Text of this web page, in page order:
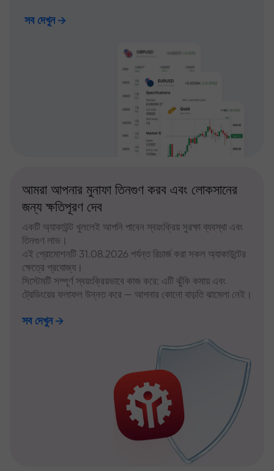
সব দেখুন
আমরা আপনার মুনাফা তিনগুণ করব এবং লোকসানের
জন্য ক্ষতিপূরণ দেব
একটি অ্যাকাউন্ট খুললেই আপনি পাবেন স্বয়ংক্রিয় সুরক্ষা ব্যবস্থা এবং
তিনগুণ লাভ।
এই প্রোমোশনটি 31.08.2026 পর্যন্ত রিচার্জ করা সকল অ্যাকাউন্টের
ক্ষেত্রে প্রযোজ্য।
সিস্টেমটি সম্পূর্ণ স্বয়ংক্রিয়ভাবে কাজ করে: এটি ঝুঁকি কমায় এবং
ট্রেডিংয়ের ফলাফল উন্নত করে — আপনার কোনো বাড়তি ঝামেলা নেই।
সব দেখুন